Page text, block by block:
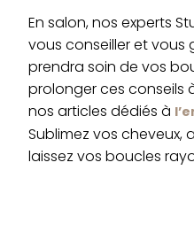
En salon, nos experts
vous conseiller et vous
prendra soin de vos
prolonger ces conseils
nos articles dédiés à
Sublimez vos cheveux,
laissez vos boucles